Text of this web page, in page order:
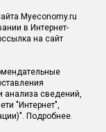
Myeconomy.ru
в Интернет-
на сайт
анализа сведений,
"Интернет",
Подробнее.